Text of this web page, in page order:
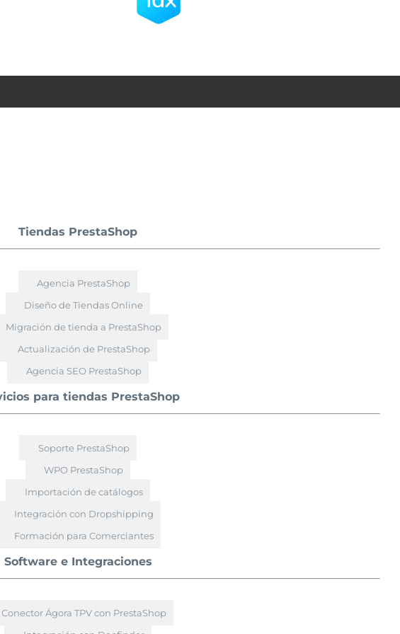
Tiendas PrestaShop
Agencia PrestaShop
Diseño de Tiendas Online
Migración de tienda a PrestaShop
Actualización de PrestaShop
Agencia SEO PrestaShop
para tiendas PrestaShop
Soporte PrestaShop
WPO PrestaShop
Importación de catálogos
Integración con Dropshipping
Formación para Comerciantes
Software e Integraciones
Conector Ágora TPV con PrestaShop